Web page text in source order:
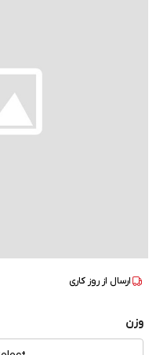
ارسال از روز کاری
وزن